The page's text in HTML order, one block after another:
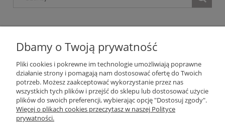
Ten produkt jest niedostępny.
Pomoc
Moje konto
Dbamy o Twoją prywatność
Pliki cookies i pokrewne im technologie umożliwiają poprawne
działanie strony i pomagają nam dostosować ofertę do Twoich
potrzeb. Możesz zaakceptować wykorzystanie przez nas
wszystkich tych plików i przejść do sklepu lub dostosować użycie
plików do swoich preferencji, wybierając opcję "Dostosuj zgody".
Więcej o plikach cookies przeczytasz w naszej Polityce
prywatności.